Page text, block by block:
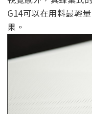
G14可以在用料最輕
果。